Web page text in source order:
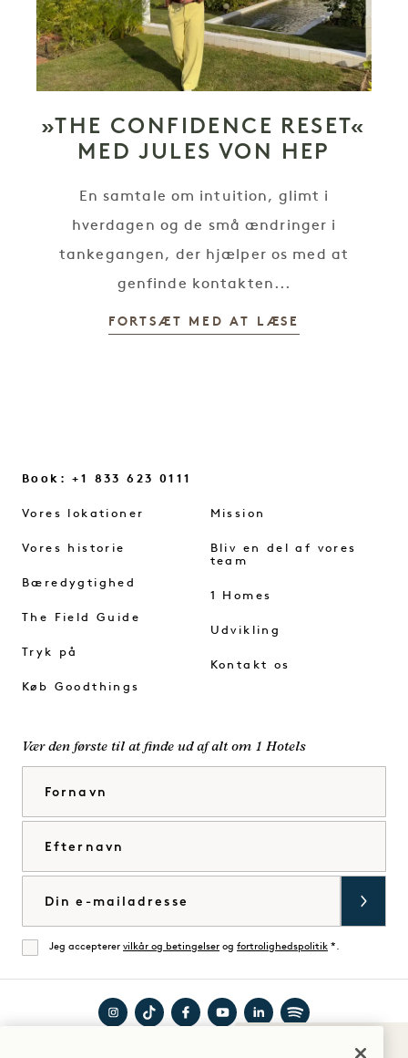
»THE CONFIDENCE RESET«
MED JULES VON HEP
En samtale om intuition, glimt i
hverdagen og de små ændringer i
tankegangen, der hjælper os med at
genfinde kontakten...
FORTSÆT MED AT LÆSE
Lyde af 1
Book: +1 833 623 0111
Vores lokationer
Vores historie
Bæredygtighed
The Field Guide
Tryk på
Køb Goodthings
Mission
Bliv en del af vores
team
1 Homes
Udvikling
Kontakt os
Vær den første til at finde ud af alt om 1 Hotels
Enig
Jeg accepterer vilkår og betingelser og fortrolighedspolitik *.